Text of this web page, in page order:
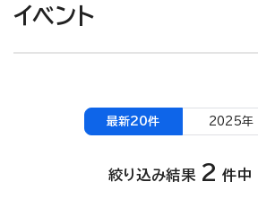
イベント
最新20件 2025年
絞り込み結果 2 件中